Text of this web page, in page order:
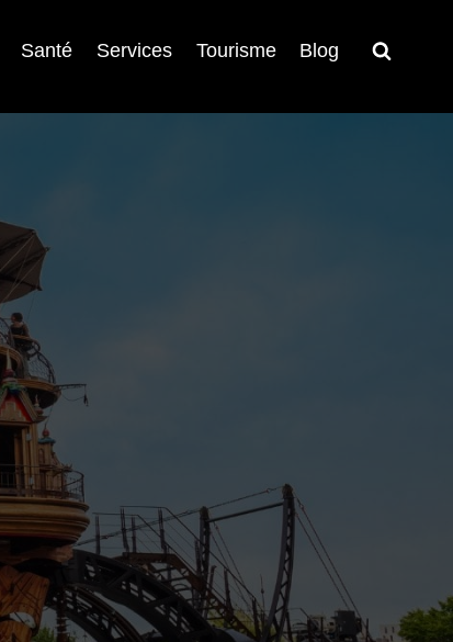
Santé Services Tourisme Blog